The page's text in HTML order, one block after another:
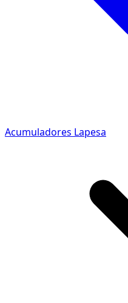
Acumuladores Lapesa